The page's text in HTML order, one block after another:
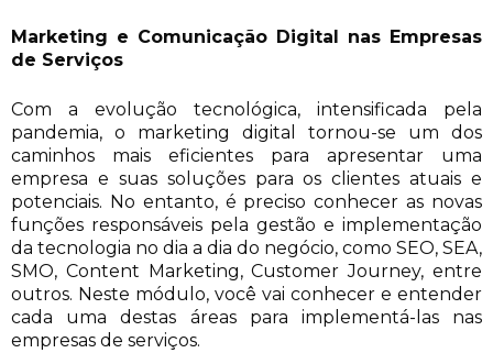
Marketing e Comunicação Digital nas Empresas
de Serviços
Com a evolução tecnológica, intensificada pela
pandemia, o marketing digital tornou-se um dos
caminhos mais eficientes para apresentar uma
empresa e suas soluções para os clientes atuais e
potenciais. No entanto, é preciso conhecer as novas
funções responsáveis pela gestão e implementação
da tecnologia no dia a dia do negócio, como SEO, SEA,
SMO, Content Marketing, Customer Journey, entre
outros. Neste módulo, você vai conhecer e entender
cada uma destas áreas para implementá-las nas
empresas de serviços.